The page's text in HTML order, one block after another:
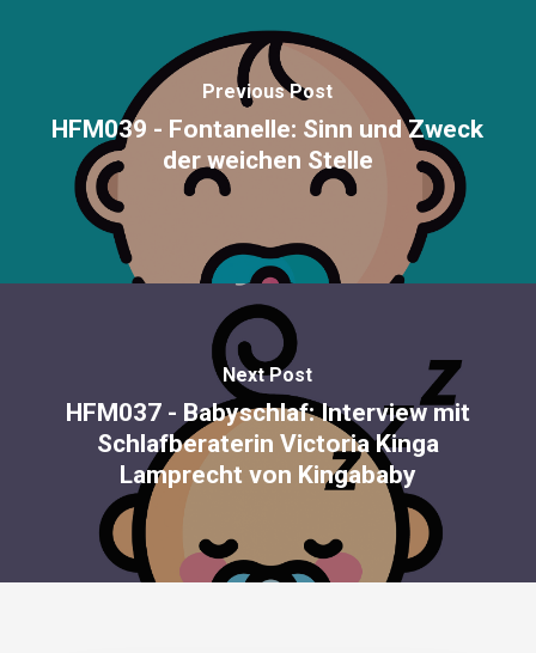
Previous Post
HFM039 - Fontanelle: Sinn und Zweck
der weichen Stelle
Next Post
HFM037 - Babyschlaf: Interview mit
Schlafberaterin Victoria Kinga
Lamprecht von Kingababy